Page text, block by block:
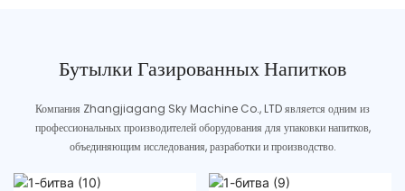
Бутылки Газированных Напитков
Компания Zhangjiagang Sky Machine Co., LTD является одним из
профессиональных производителей оборудования для упаковки напитков,
объединяющим исследования, разработки и производство.